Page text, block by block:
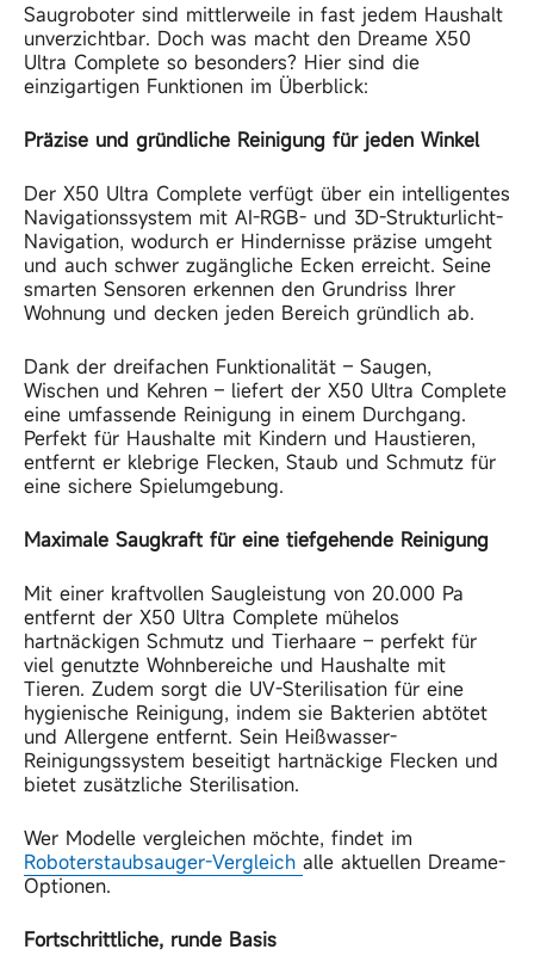
Saugroboter sind mittlerweile in fast jedem Haushalt
unverzichtbar. Doch was macht den Dreame X50
Ultra Complete so besonders? Hier sind die
einzigartigen Funktionen im Überblick:
Präzise und gründliche Reinigung für jeden Winkel
Der X50 Ultra Complete verfügt über ein intelligentes
Navigationssystem mit AI-RGB- und 3D-Strukturlicht-
Navigation, wodurch er Hindernisse präzise umgeht
und auch schwer zugängliche Ecken erreicht. Seine
smarten Sensoren erkennen den Grundriss Ihrer
Wohnung und decken jeden Bereich gründlich ab.
Dank der dreifachen Funktionalität – Saugen,
Wischen und Kehren – liefert der X50 Ultra Complete
eine umfassende Reinigung in einem Durchgang.
Perfekt für Haushalte mit Kindern und Haustieren,
entfernt er klebrige Flecken, Staub und Schmutz für
eine sichere Spielumgebung.
Maximale Saugkraft für eine tiefgehende Reinigung
Mit einer kraftvollen Saugleistung von 20.000 Pa
entfernt der X50 Ultra Complete mühelos
hartnäckigen Schmutz und Tierhaare – perfekt für
viel genutzte Wohnbereiche und Haushalte mit
Tieren. Zudem sorgt die UV-Sterilisation für eine
hygienische Reinigung, indem sie Bakterien abtötet
und Allergene entfernt. Sein Heißwasser-
Reinigungssystem beseitigt hartnäckige Flecken und
bietet zusätzliche Sterilisation.
Wer Modelle vergleichen möchte, findet im
Roboterstaubsauger-Vergleich alle aktuellen Dreame-
Optionen.
Fortschrittliche, runde Basis